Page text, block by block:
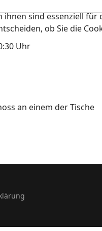
Uhr
an einem der Tische
sind essenziell
ob Sie die